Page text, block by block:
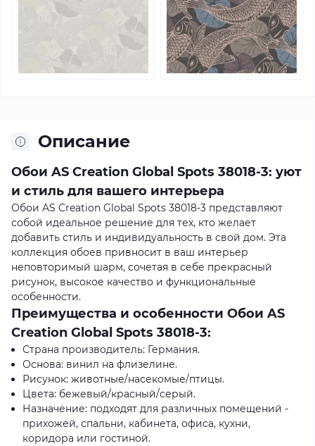
Описание
Обои AS Creation Global Spots 38018-3: уют
и стиль для вашего интерьера
Обои AS Creation Global Spots 38018-3 представляют
собой идеальное решение для тех, кто желает
добавить стиль и индивидуальность в свой дом. Эта
коллекция обоев привносит в ваш интерьер
неповторимый шарм, сочетая в себе прекрасный
рисунок, высокое качество и функциональные
особенности.
Преимущества и особенности Обои AS
Creation Global Spots 38018-3:
Страна производитель: Германия.
Основа: винил на флизелине.
Рисунок: животные/насекомые/птицы.
Цвета: бежевый/красный/серый.
Назначение: подходят для различных помещений -
прихожей, спальни, кабинета, офиса, кухни,
коридора или гостиной.